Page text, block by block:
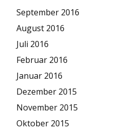
September 2016
August 2016
Juli 2016
Februar 2016
Januar 2016
Dezember 2015
November 2015
Oktober 2015